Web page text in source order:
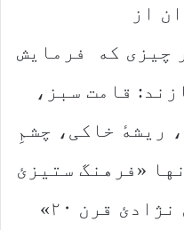
از
چیزی که فرمایش
قامت سبز،
ریشهٔ خاکی، چشمِ
«فرهنگ ستیزئ
قرن ۲۱» را در «برترئ نژادئ قرن ۲۰»